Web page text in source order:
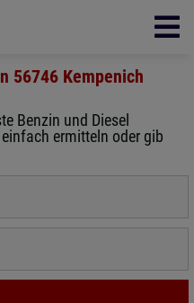
56746 Kempenich
Benzin und Diesel
ermitteln oder gib